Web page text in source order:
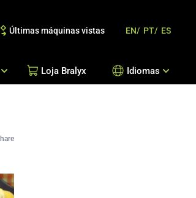
de Processos
Loja Bralyx Idiomas
Últimas máquinas vistas EN/ PT/ ES